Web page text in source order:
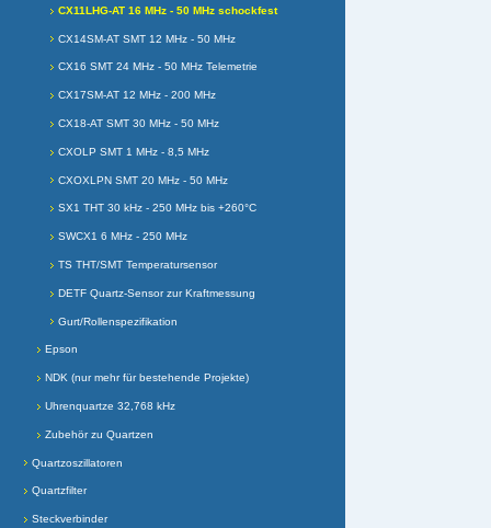
CX11LHG-AT 16 MHz - 50 MHz schockfest
CX14SM-AT SMT 12 MHz - 50 MHz
CX16 SMT 24 MHz - 50 MHz Telemetrie
CX17SM-AT 12 MHz - 200 MHz
CX18-AT SMT 30 MHz - 50 MHz
CXOLP SMT 1 MHz - 8,5 MHz
CXOXLPN SMT 20 MHz - 50 MHz
SX1 THT 30 kHz - 250 MHz bis +260°C
SWCX1 6 MHz - 250 MHz
TS THT/SMT Temperatursensor
DETF Quartz-Sensor zur Kraftmessung
Gurt/Rollenspezifikation
Epson
NDK (nur mehr für bestehende Projekte)
Uhrenquartze 32,768 kHz
Zubehör zu Quartzen
Quartzoszillatoren
Quartzfilter
Steckverbinder